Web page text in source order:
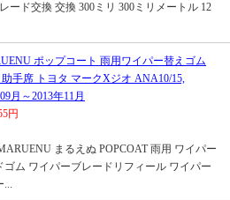
ード交換 交換 300ミリ 300ミリメートル 12
ポップコート 雨用ワイパー替えゴム
助手席 トヨタ マークXジオ ANA10/15,
月～2013年11月
円
まるえぬ POPCOAT 雨用 ワイパー
ム ワイパーブレードリフィール ワイパー
...